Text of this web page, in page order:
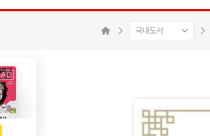
국내도서
AD